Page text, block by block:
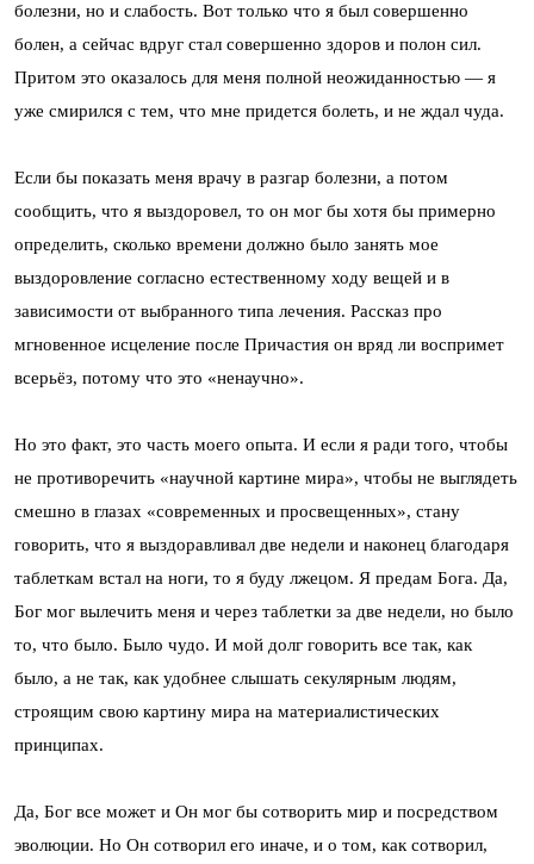
болезни, но и слабость. Вот только что я был совершенно
болен, а сейчас вдруг стал совершенно здоров и полон сил.
Притом это оказалось для меня полной неожиданностью — я
уже смирился с тем, что мне придется болеть, и не ждал чуда.
Если бы показать меня врачу в разгар болезни, а потом
сообщить, что я выздоровел, то он мог бы хотя бы примерно
определить, сколько времени должно было занять мое
выздоровление согласно естественному ходу вещей и в
зависимости от выбранного типа лечения. Рассказ про
мгновенное исцеление после Причастия он вряд ли воспримет
всерьёз, потому что это «ненаучно».
Но это факт, это часть моего опыта. И если я ради того, чтобы
не противоречить «научной картине мира», чтобы не выглядеть
смешно в глазах «современных и просвещенных», стану
говорить, что я выздоравливал две недели и наконец благодаря
таблеткам встал на ноги, то я буду лжецом. Я предам Бога. Да,
Бог мог вылечить меня и через таблетки за две недели, но было
то, что было. Было чудо. И мой долг говорить все так, как
было, а не так, как удобнее слышать секулярным людям,
строящим свою картину мира на материалистических
принципах.
Да, Бог все может и Он мог бы сотворить мир и посредством
эволюции. Но Он сотворил его иначе, и о том, как сотворил,